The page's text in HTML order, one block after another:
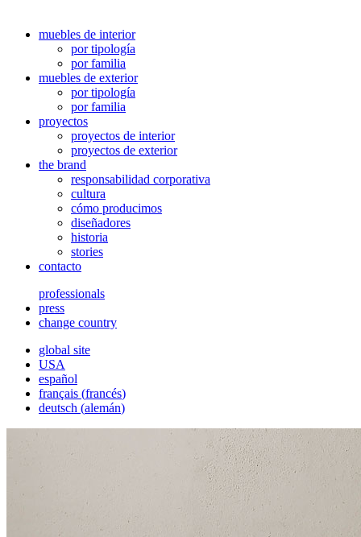
muebles de interior
por tipología
por familia
muebles de exterior
por tipología
por familia
proyectos
proyectos de interior
proyectos de exterior
the brand
responsabilidad corporativa
cultura
cómo producimos
diseñadores
historia
stories
contacto
professionals
press
change country
global site
USA
español
français (francés)
deutsch (alemán)